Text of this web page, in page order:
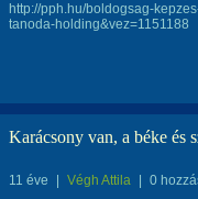
http://pph.hu/boldogsag-
tanoda-holding&vez=1151188
Karácsony van, a béke és
11 éve Végh Attila 0